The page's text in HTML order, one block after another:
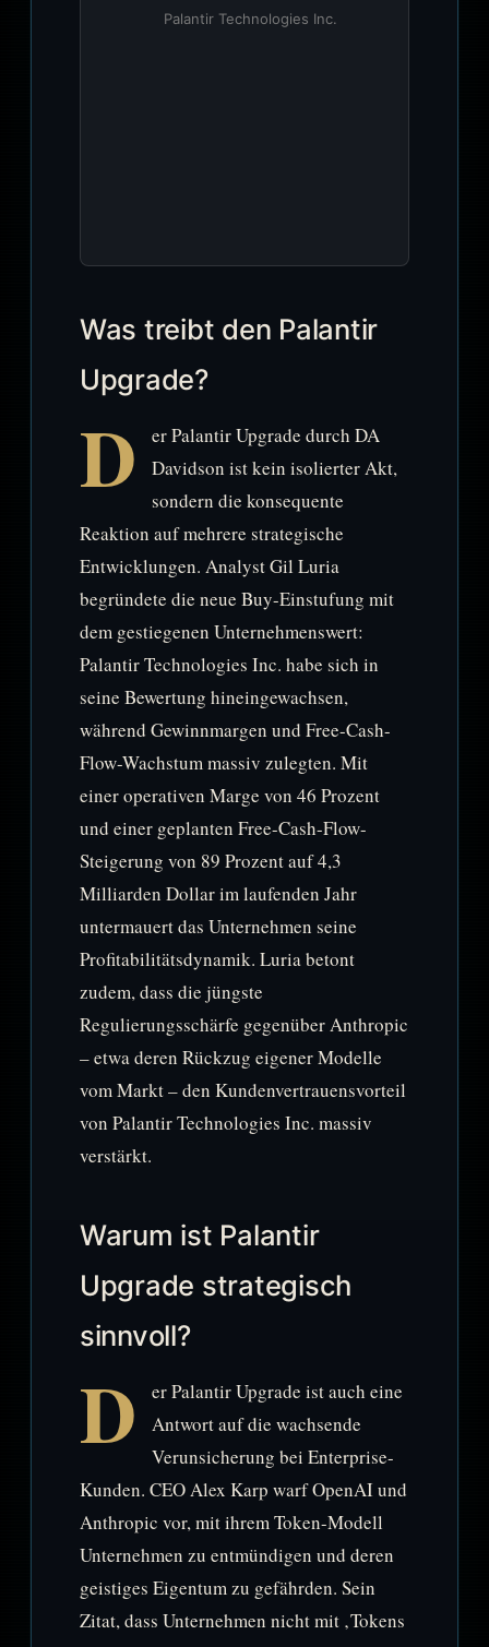
Palantir Technologies Inc.
Was treibt den Palantir
Upgrade?
D
er Palantir Upgrade durch DA
Davidson ist kein isolierter Akt,
sondern die konsequente
Reaktion auf mehrere strategische
Entwicklungen. Analyst Gil Luria
begründete die neue Buy-Einstufung mit
dem gestiegenen Unternehmenswert:
Palantir Technologies Inc. habe sich in
seine Bewertung hineingewachsen,
während Gewinnmargen und Free-Cash-
Flow-Wachstum massiv zulegten. Mit
einer operativen Marge von 46 Prozent
und einer geplanten Free-Cash-Flow-
Steigerung von 89 Prozent auf 4,3
Milliarden Dollar im laufenden Jahr
untermauert das Unternehmen seine
Profitabilitätsdynamik. Luria betont
zudem, dass die jüngste
Regulierungsschärfe gegenüber Anthropic
– etwa deren Rückzug eigener Modelle
vom Markt – den Kundenvertrauensvorteil
von Palantir Technologies Inc. massiv
verstärkt.
Warum ist Palantir
Upgrade strategisch
sinnvoll?
D
er Palantir Upgrade ist auch eine
Antwort auf die wachsende
Verunsicherung bei Enterprise-
Kunden. CEO Alex Karp warf OpenAI und
Anthropic vor, mit ihrem Token-Modell
Unternehmen zu entmündigen und deren
geistiges Eigentum zu gefährden. Sein
Zitat, dass Unternehmen nicht mit ‚Tokens